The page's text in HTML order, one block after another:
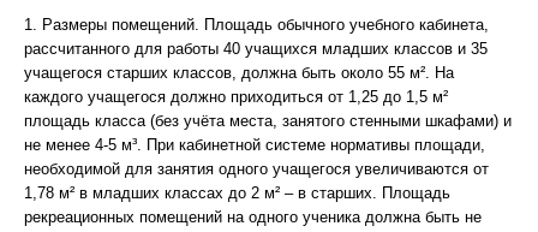
1. Размеры помещений. Площадь обычного учебного кабинета,
рассчитанного для работы 40 учащихся младших классов и 35
учащегося старших классов, должна быть около 55 м². На
каждого учащегося должно приходиться от 1,25 до 1,5 м²
площадь класса (без учёта места, занятого стенными шкафами) и
не менее 4-5 м³. При кабинетной системе нормативы площади,
необходимой для занятия одного учащегося увеличиваются от
1,78 м² в младших классах до 2 м² – в старших. Площадь
рекреационных помещений на одного ученика должна быть не